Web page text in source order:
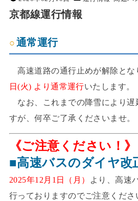
京都線運行情報
通常運行
高速道路の通行止めが解除とな
日(火) より通常運行いたします。
なお、これまでの降雪により遅
すが、何卒ご了承くださいませ。
《ご注意ください！》
■高速バスのダイヤ改
2025年12月1日（月）
より、高速
行っておりますのでご注意くださ